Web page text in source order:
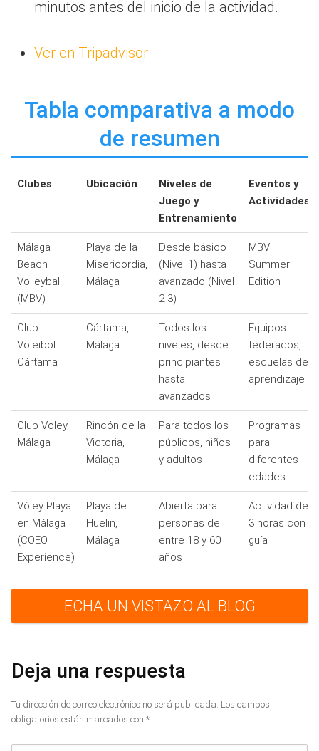
minutos antes del inicio de la actividad.
Ver en Tripadvisor
Tabla comparativa a modo
de resumen
Clubes Ubicación
Niveles de
Juego y
Entrenamiento
Eventos y
Actividades
Málaga
Beach
Volleyball
(MBV)
Playa de la
Misericordia,
Málaga
Desde básico
(Nivel 1) hasta
avanzado (Nivel
2-3)
MBV
Summer
Edition
Club
Voleibol
Cártama
Cártama,
Málaga
Todos los
niveles, desde
principiantes
hasta
avanzados
Equipos
federados,
escuelas de
aprendizaje
Club Voley
Málaga
Rincón de la
Victoria,
Málaga
Para todos los
públicos, niños
y adultos
Programas
para
diferentes
edades
Vóley Playa
en Málaga
(COEO
Experience)
Playa de
Huelin,
Málaga
Abierta para
personas de
entre 18 y 60
años
Actividad de
3 horas con
guía
ECHA UN VISTAZO AL BLOG
Deja una respuesta
Tu dirección de correo electrónico no será publicada. Los campos
obligatorios están marcados con *